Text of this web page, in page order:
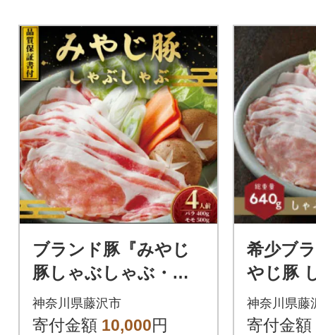
ブランド豚『みやじ
豚しゃぶしゃぶ・す
き焼き用セット バ
ラ・モモ(約900g)』
神奈川県藤沢市
寄付金額 10,000円
希少ブ
やじ豚
用 ロー
蔵・生
神奈川県藤
寄付金額